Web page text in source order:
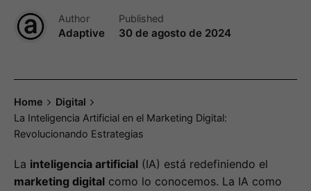
Author
Adaptive
Published
30 de agosto de 2024
Home
Digital
La Inteligencia Artificial en el Marketing Digital:
Revolucionando Estrategias
La inteligencia artificial (IA) está redefiniendo el
marketing digital como lo conocemos. La IA como